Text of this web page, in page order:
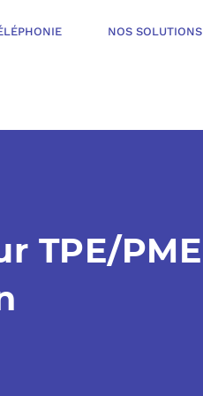
NOS SOLUTIONS
TPE/PME
OFFERT
DE TRAVAIL